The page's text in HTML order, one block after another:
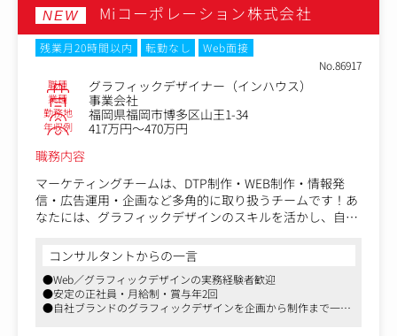
＜制作ツール＞
自社ECサイトでの販売はもちろんですが、現在はスーパー
オンラインとオフラインどちらの制作にも携わることが可
能です。
・Web（バナー、LP、SNS画像など）
・グラフィック（POP、チラシなどの商品同梱物、パッケ
ージ、ロゴ）
＜具体的には＞
・ブランドの世界観を体現するクリエイティブの企画・設
・広告用のLP、バナーのディレクション？
・販促物デザイン（同梱物、店舗用POPなど）？
・社内他部署との連携（マーケティング・商品開発・CRM
など）？
・業務フローやガイドラインの整備（Figma・Backlogベ
NEW Miコーポレーション株式会社
残業月20時間以内 転勤なし
Web面接
No.86917
職種 グラフィックデザイナー（インハウス）
業種 事業会社
勤務地 福岡県福岡市博多区山王1-34
年収例
417万円～470万円
職務内容
マーケティングチームは、DTP制作・WEB制作・情報発
信・広告運用・企画など多角的に取り扱うチームです！あ
なたには、グラフィックデザインのスキルを活かし、自社
いただきます。
＜制作物＞
店舗販促物・フェアのメインビジュアル制作・キャンペー
ン企画・Webサイトデザイン・SNS運用など、さまざまな
コンサルタントからの一言
●Web／グラフィックデザインの実務経験者歓迎
●安定の正社員・月給制・賞与年2回
●自社ブランドのグラフィックデザインを企画から制作まで一貫